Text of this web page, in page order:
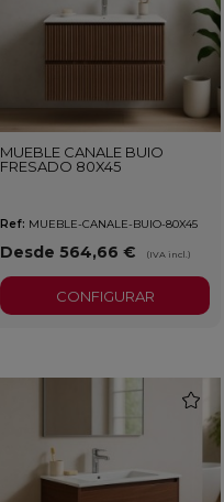
MUEBLE CANALE BUIO
FRESADO 80X45
Ref: MUEBLE-CANALE-BUIO-80X45
Desde 564,66 € (IVA incl.)
CONFIGURAR